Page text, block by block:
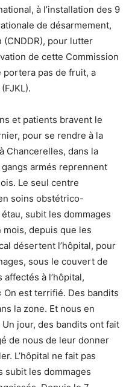
à l’installation des 9
de désarmement,
pour lutter
de cette Commission
portera pas de fruit, a
et patients bravent le
pour se rendre à la
Chancerelles, dans la
armés reprennent
Le seul centre
soins obstétrico-
subit les dommages
mois, depuis que les
désertent l’hôpital, pour
sous le couvert de
affectés à l’hôpital,
est terrifié. Des bandits
la zone. Et nous en
jour, des bandits ont fait
de nous de leur donner
L’hôpital ne fait pas
subit les dommages